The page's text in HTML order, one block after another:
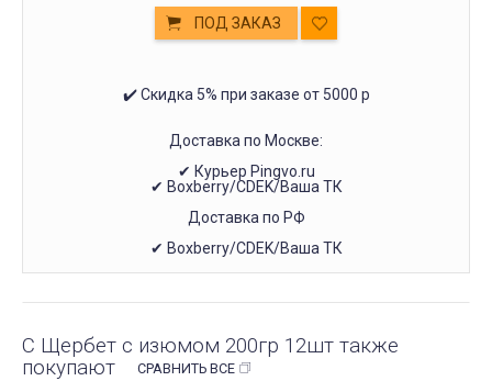
ПОД ЗАКАЗ
✔️ Скидка 5% при заказе от 5000 р
Доставка по Москве:
✔ Курьер Pingvo.ru
✔ Boxberry/CDEK/Ваша ТК
Доставка по РФ
✔ Boxberry/CDEK/Ваша ТК
С Щербет с изюмом 200гр 12шт также
покупают
СРАВНИТЬ ВСЕ